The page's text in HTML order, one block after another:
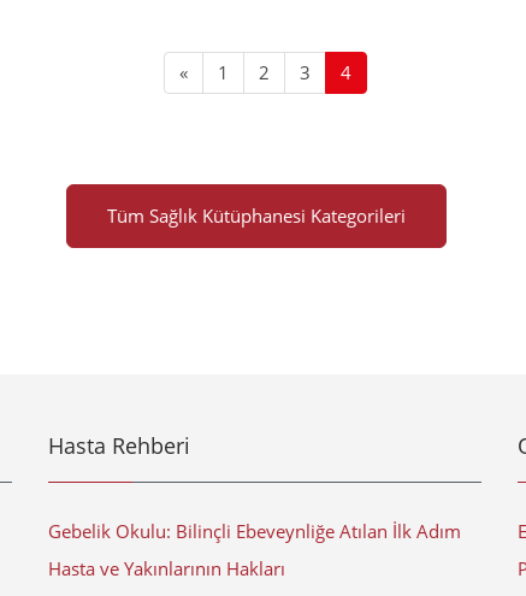
« 1 2 3 4
Tüm Sağlık Kütüphanesi Kategorileri
Hasta Rehberi
Gebelik Okulu: Bilinçli Ebeveynliğe Atılan İlk Adım
Hasta ve Yakınlarının Hakları